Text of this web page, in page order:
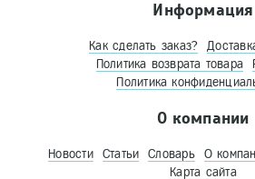
Информация
Как сделать заказ?
Политика возврата товара
Политика
О компании
Новости Статьи Словарь О
Карта сайта